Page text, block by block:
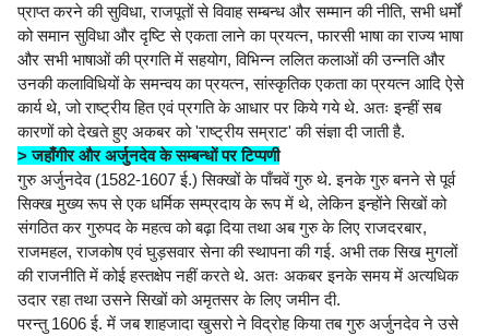
प्राप्त करने की सुविधा, राजपूतों से विवाह सम्बन्ध और सम्मान की नीति, सभी धर्मों
को समान सुविधा और दृष्टि से एकता लाने का प्रयत्न, फारसी भाषा का राज्य भाषा
और सभी भाषाओं की प्रगति में सहयोग, विभिन्न ललित कलाओं की उन्नति और
उनकी कलाविधियों के समन्वय का प्रयत्न, सांस्कृतिक एकता का प्रयत्न आदि ऐसे
कार्य थे, जो राष्ट्रीय हित एवं प्रगति के आधार पर किये गये थे. अतः इन्हीं सब
कारणों को देखते हुए अकबर को 'राष्ट्रीय सम्राट' की संज्ञा दी जाती है.
> जहाँगीर और अर्जुनदेव के सम्बन्धों पर टिप्पणी
गुरु अर्जुनदेव (1582-1607 ई.) सिक्खों के पाँचवें गुरु थे. इनके गुरु बनने से पूर्व
सिक्ख मुख्य रूप से एक धर्मिक सम्प्रदाय के रूप में थे, लेकिन इन्होंने सिखों को
संगठित कर गुरुपद के महत्व को बढ़ा दिया तथा अब गुरु के लिए राजदरबार,
राजमहल, राजकोष एवं घुड़सवार सेना की स्थापना की गई. अभी तक सिख मुगलों
की राजनीति में कोई हस्तक्षेप नहीं करते थे. अतः अकबर इनके समय में अत्यधिक
उदार रहा तथा उसने सिखों को अमृतसर के लिए जमीन दी.
परन्तु 1606 ई. में जब शाहजादा खुसरो ने विद्रोह किया तब गुरु अर्जुनदेव ने उसे